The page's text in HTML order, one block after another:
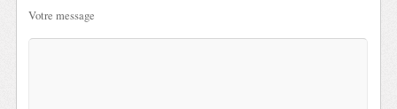
Votre message